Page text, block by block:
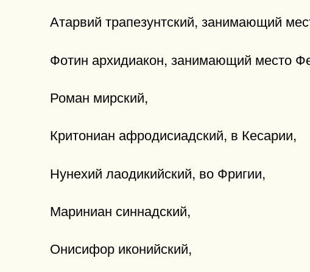
Атарвий трапезунтский, занимающий
Фотин архидиакон, занимающий место
Роман мирский,
Критониан афродисиадский, в Кесарии,
Нунехий лаодикийский, во Фригии,
Мариниан синнадский,
Онисифор иконийский,